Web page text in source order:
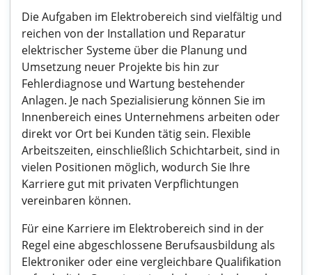
Die Aufgaben im Elektrobereich sind vielfältig und
reichen von der Installation und Reparatur
elektrischer Systeme über die Planung und
Umsetzung neuer Projekte bis hin zur
Fehlerdiagnose und Wartung bestehender
Anlagen. Je nach Spezialisierung können Sie im
Innenbereich eines Unternehmens arbeiten oder
direkt vor Ort bei Kunden tätig sein. Flexible
Arbeitszeiten, einschließlich Schichtarbeit, sind in
vielen Positionen möglich, wodurch Sie Ihre
Karriere gut mit privaten Verpflichtungen
vereinbaren können.
Für eine Karriere im Elektrobereich sind in der
Regel eine abgeschlossene Berufsausbildung als
Elektroniker oder eine vergleichbare Qualifikation